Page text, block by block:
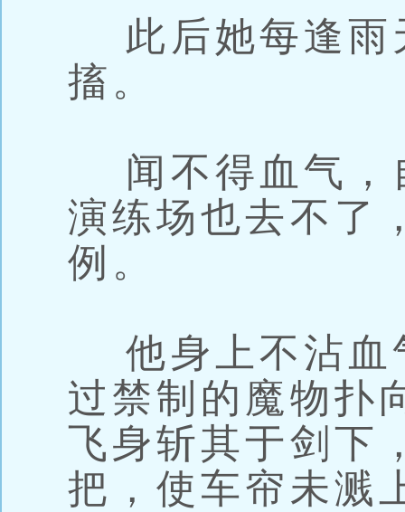
此后她每逢雨
搐。
闻不得血气，
演练场也去不了
例。
他身上不沾血
过禁制的魔物扑
飞身斩其于剑下
把，使车帘未溅